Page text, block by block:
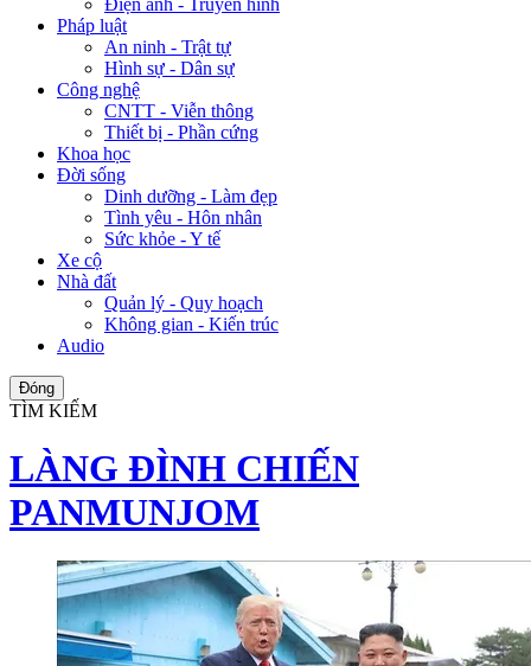
Điện ảnh - Truyền hình
Pháp luật
An ninh - Trật tự
Hình sự - Dân sự
Công nghệ
CNTT - Viễn thông
Thiết bị - Phần cứng
Khoa học
Đời sống
Dinh dưỡng - Làm đẹp
Tình yêu - Hôn nhân
Sức khỏe - Y tế
Xe cộ
Nhà đất
Quản lý - Quy hoạch
Không gian - Kiến trúc
Audio
Đóng
TÌM KIẾM
LÀNG ĐÌNH CHIẾN
PANMUNJOM